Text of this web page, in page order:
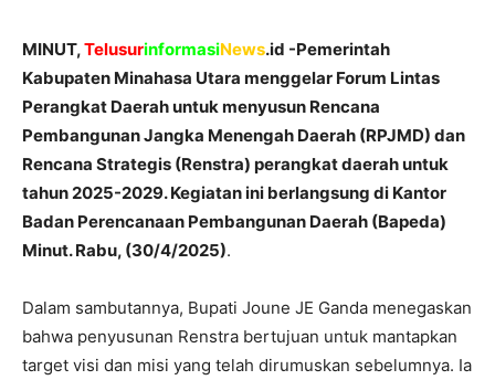
MINUT,TelusurinformasiNews.id -Pemerintah
Kabupaten Minahasa Utara menggelar Forum Lintas
Perangkat Daerah untuk menyusun Rencana
Pembangunan Jangka Menengah Daerah (RPJMD) dan
Rencana Strategis (Renstra) perangkat daerah untuk
tahun 2025-2029. Kegiatan ini berlangsung di Kantor
Badan Perencanaan Pembangunan Daerah (Bapeda)
Minut. Rabu, (30/4/2025).
Dalam sambutannya, Bupati Joune JE Ganda menegaskan
bahwa penyusunan Renstra bertujuan untuk mantapkan
target visi dan misi yang telah dirumuskan sebelumnya. Ia